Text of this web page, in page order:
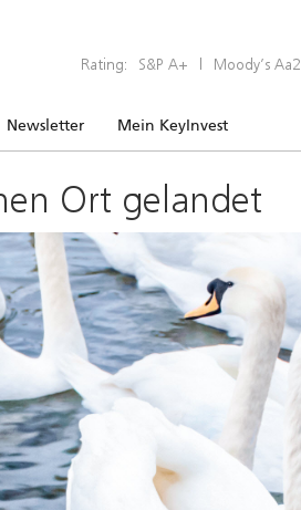
Rating: S&P A+ | Moody’s Aa2
Newsletter Mein KeyInvest
Ort gelandet